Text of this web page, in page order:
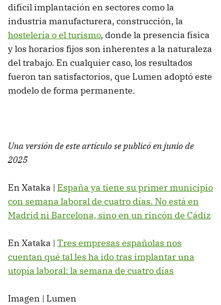
difícil implantación en sectores como la
industria manufacturera, construcción, la
hostelería o el turismo, donde la presencia física
y los horarios fijos son inherentes a la naturaleza
del trabajo. En cualquier caso, los resultados
fueron tan satisfactorios, que Lumen adoptó este
modelo de forma permanente.
Una versión de este artículo se publicó en junio de
2025
En Xataka | España ya tiene su primer municipio
con semana laboral de cuatro días. No está en
Madrid ni Barcelona, sino en un rincón de Cádiz
En Xataka | Tres empresas españolas nos
cuentan qué tal les ha ido tras implantar una
utopía laboral: la semana de cuatro días
Imagen | Lumen